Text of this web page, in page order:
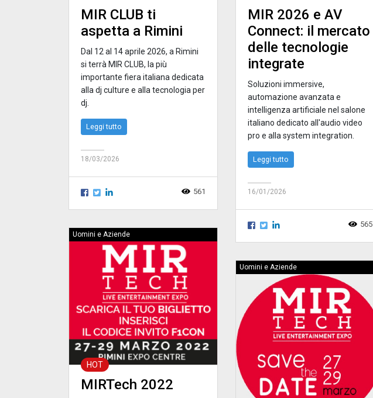
MIR CLUB ti
aspetta a Rimini
Dal 12 al 14 aprile 2026, a Rimini
si terrà MIR CLUB, la più
importante fiera italiana dedicata
alla dj culture e alla tecnologia per
dj.
Leggi tutto
18/03/2026
561
MIR 2026 e AV
Connect: il mercato
delle tecnologie
integrate
Soluzioni immersive,
automazione avanzata e
intelligenza artificiale nel salone
italiano dedicato all'audio video
pro e alla system integration.
Leggi tutto
16/01/2026
565
Uomini e Aziende
HOT
MIRTech 2022
Uomini e Aziende